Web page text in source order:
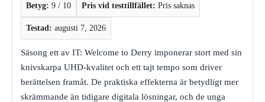
Betyg: 9 / 10 Pris vid testtillfället: Pris saknas
Testad: augusti 7, 2026
Säsong ett av IT: Welcome to Derry imponerar stort med sin
knivskarpa UHD-kvalitet och ett tajt tempo som driver
berättelsen framåt. De praktiska effekterna är betydligt mer
skrämmande än tidigare digitala lösningar, och de unga